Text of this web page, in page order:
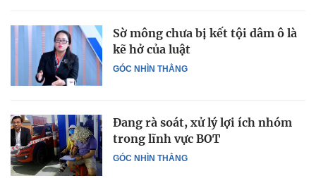
GÓC NHÌN THẲNG
Sờ mông chưa bị kết tội dâm ô là
kẽ hở của luật
GÓC NHÌN THẲNG
Đang rà soát, xử lý lợi ích nhóm
trong lĩnh vực BOT